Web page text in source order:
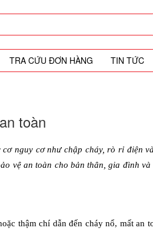
TRA CỨU ĐƠN HÀNG TIN TỨC
toàn
nguy cơ như chập cháy, rò rỉ điện
vệ an toàn cho bản thân, gia đình
thậm chí dẫn đến cháy nổ, mất